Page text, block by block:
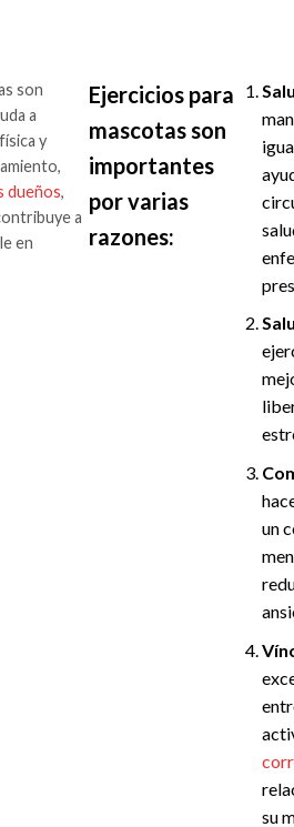
son
a
y
dueños,
a
en
Ejercicios para
mascotas son
importantes
por varias
razones:
un
su